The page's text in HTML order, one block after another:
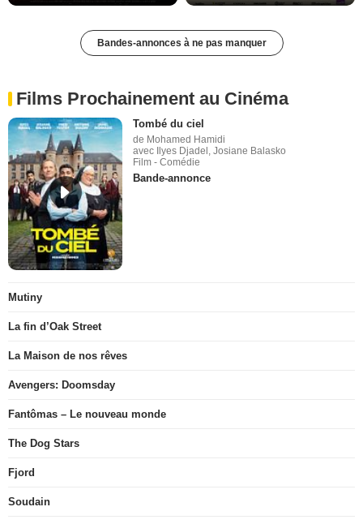
Bandes-annonces à ne pas manquer
Films Prochainement au Cinéma
Tombé du ciel
de Mohamed Hamidi
avec Ilyes Djadel, Josiane Balasko
Film - Comédie
Bande-annonce
Mutiny
La fin d’Oak Street
La Maison de nos rêves
Avengers: Doomsday
Fantômas – Le nouveau monde
The Dog Stars
Fjord
Soudain